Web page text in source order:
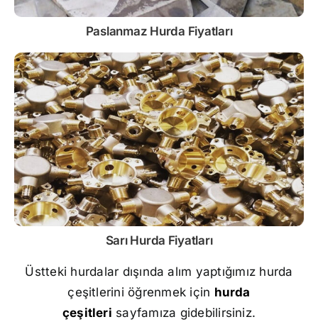
Paslanmaz Hurda Fiyatları
Sarı Hurda Fiyatları
Üstteki hurdalar dışında alım yaptığımız hurda
çeşitlerini öğrenmek için hurda
çeşitleri sayfamıza gidebilirsiniz.